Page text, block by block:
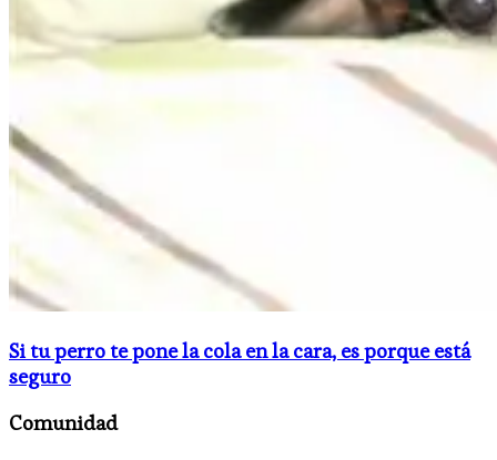
Si tu perro te pone la cola en la cara, es porque está
seguro
Comunidad